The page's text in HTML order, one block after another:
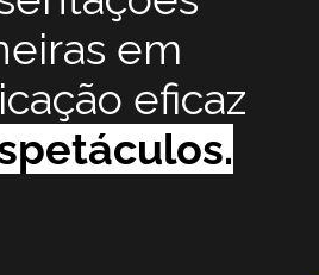
em
eficaz